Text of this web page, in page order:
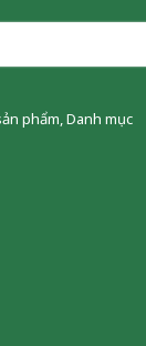
phẩm, Danh mục